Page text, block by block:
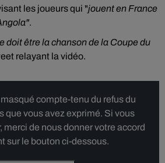
les joueurs qui "jouent en France
.
doit être la chanson de la Coupe du
relayant la vidéo.
compte-tenu du refus du
que vous avez exprimé. Si vous
merci de nous donner votre accord
sur le bouton ci-dessous.